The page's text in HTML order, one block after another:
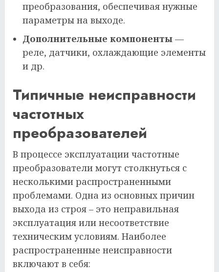
преобразования, обеспечивая нужные
параметры на выходе.
Дополнительные компоненты —
реле, датчики, охлаждающие элементы
и др.
Типичные неисправности
частотных
преобразователей
В процессе эксплуатации частотные
преобразователи могут столкнуться с
несколькими распространенными
проблемами. Одна из основных причин
выхода из строя – это неправильная
эксплуатация или несоответствие
техническим условиям. Наиболее
распространенные неисправности
включают в себя: